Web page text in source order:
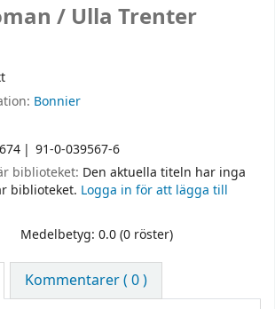
/ Ulla Trenter
Bonnier
91-0-039567-6
biblioteket: Den aktuella titeln har inga
biblioteket. Logga in för att lägga till
Medelbetyg: 0.0 (0 röster)
Kommentarer ( 0 )